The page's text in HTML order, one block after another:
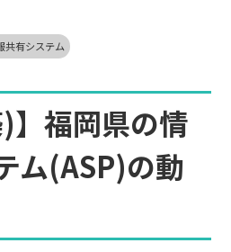
共有システム
)】福岡県の情
ム(ASP)の動